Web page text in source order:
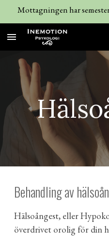
Skip to main content
Mottagningen har
Behandling av
Hälsoångest, eller
överdrivet orolig för din